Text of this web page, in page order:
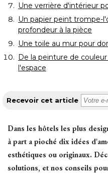
Une verrière d'intérieur
Un papier peint trompe-
profondeur à la pièce
Une toile au mur pour
De la peinture de
l'espace
Recevoir cet article
Dans les hôtels les plus
à part a pioché dix idées
esthétiques ou originaux.
solutions, et nos conseils